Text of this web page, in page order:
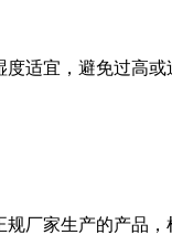
宜，避免过高
规厂家生产的产品，